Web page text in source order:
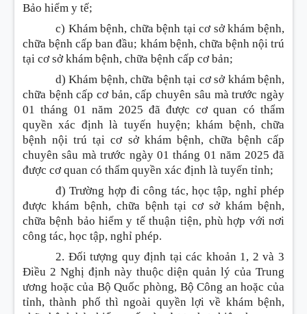
Bảo hiểm y tế;
c) Khám bệnh, chữa bệnh tại cơ sở khám bệnh,
chữa bệnh cấp ban đầu; khám bệnh, chữa bệnh nội trú
tại cơ sở khám bệnh, chữa bệnh cấp cơ bản;
d) Khám bệnh, chữa bệnh tại cơ sở khám bệnh,
chữa bệnh cấp cơ bản, cấp chuyên sâu mà trước ngày
01 tháng 01 năm 2025 đã được cơ quan có thẩm
quyền xác định là tuyến huyện; khám bệnh, chữa
bệnh nội trú tại cơ sở khám bệnh, chữa bệnh cấp
chuyên sâu mà trước ngày 01 tháng 01 năm 2025 đã
được cơ quan có thẩm quyền xác định là tuyến tỉnh;
đ) Trường hợp đi công tác, học tập, nghỉ phép
được khám bệnh, chữa bệnh tại cơ sở khám bệnh,
chữa bệnh bảo hiểm y tế thuận tiện, phù hợp với nơi
công tác, học tập, nghỉ phép.
2. Đối tượng quy định tại các khoản 1, 2 và 3
Điều 2 Nghị định này thuộc diện quản lý của Trung
ương hoặc của Bộ Quốc phòng, Bộ Công an hoặc của
tỉnh, thành phố thì ngoài quyền lợi về khám bệnh,